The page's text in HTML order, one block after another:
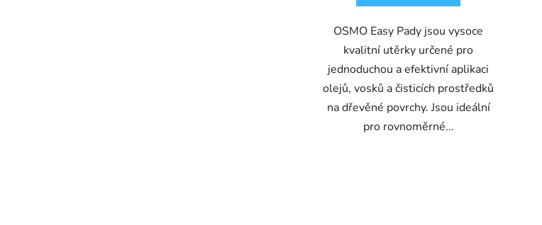
OSMO Easy Pady jsou vysoce
kvalitní utěrky určené pro
jednoduchou a efektivní aplikaci
olejů, vosků a čisticích prostředků
na dřevěné povrchy. Jsou ideální
pro rovnoměrné...